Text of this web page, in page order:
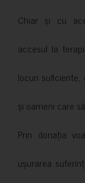
Chiar și cu
accesul la
locuri
și oameni care
Prin donația
ușurarea